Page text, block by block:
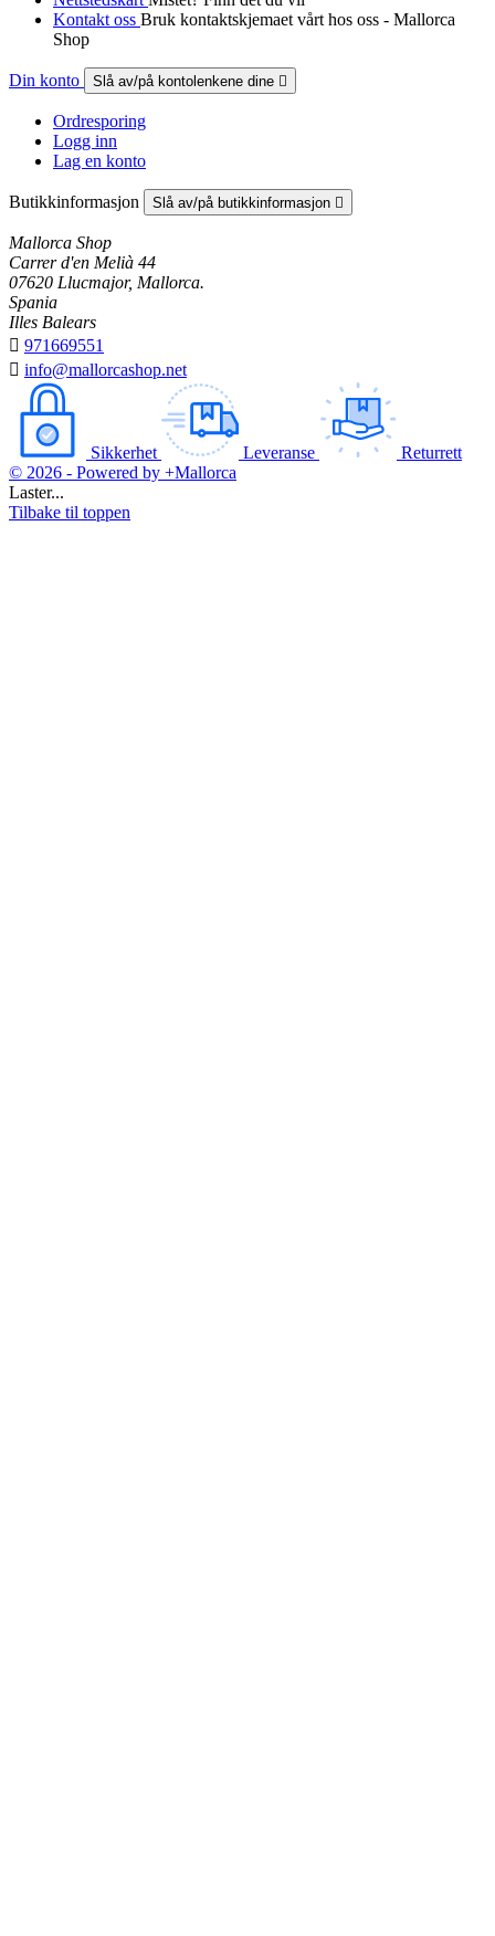
Kontakt oss Bruk kontaktskjemaet vårt hos oss - Mallorca
Shop
Din konto Slå av/på kontolenkene dine 
Ordresporing
Logg inn
Lag en konto
Butikkinformasjon Slå av/på butikkinformasjon 
Mallorca Shop
Carrer d'en Melià 44
07620 Llucmajor, Mallorca.
Spania
Illes Balears
 971669551
 info@mallorcashop.net
Sikkerhet Leveranse
Returrett
© 2026 - Powered by +Mallorca
Laster...
Tilbake til toppen